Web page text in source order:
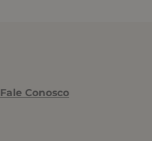
Fale Conosco